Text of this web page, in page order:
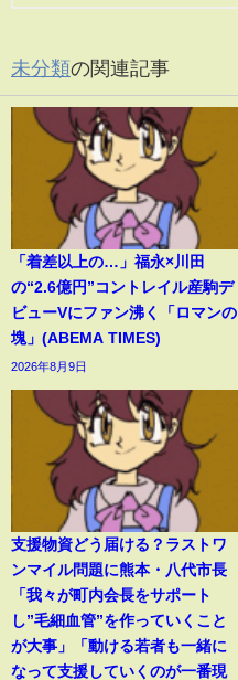
未分類の関連記事
「着差以上の…」福永×川田
の“2.6億円”コントレイル産駒デ
ビューVにファン沸く「ロマンの
塊」(ABEMA TIMES)
2026年8月9日
支援物資どう届ける？ラストワ
ンマイル問題に熊本・八代市長
「我々が町内会長をサポート
し”毛細血管”を作っていくこと
が大事」「動ける若者も一緒に
なって支援していくのが一番現